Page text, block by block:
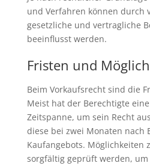
und Verfahren können durch
gesetzliche und vertragliche
beeinflusst werden.
Fristen und
Beim Vorkaufsrecht sind die
Meist hat der Berechtigte
Zeitspanne, um sein Recht
diese bei zwei Monaten nach
Kaufangebots. Möglichkeiten
sorgfältig geprüft werden,